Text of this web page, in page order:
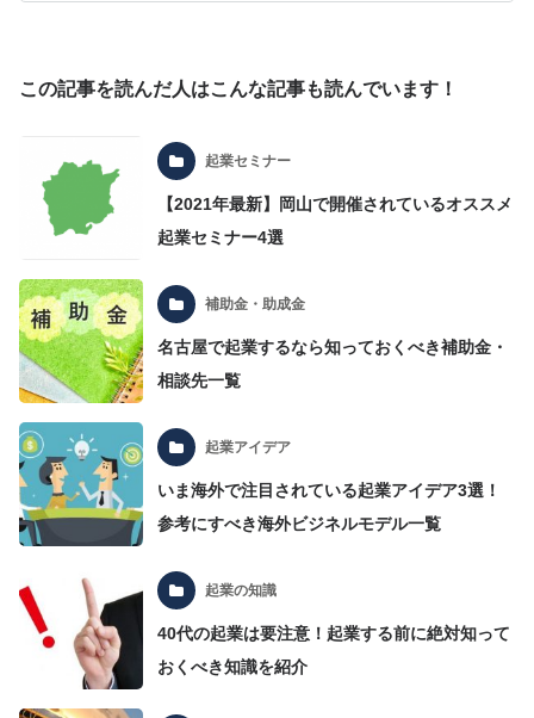
この記事を読んだ人はこんな記事も読んでいます！
起業セミナー
【2021年最新】岡山で開催されているオススメ
起業セミナー4選
補助金・助成金
名古屋で起業するなら知っておくべき補助金・
相談先一覧
起業アイデア
いま海外で注目されている起業アイデア3選！
参考にすべき海外ビジネルモデル一覧
起業の知識
40代の起業は要注意！起業する前に絶対知って
おくべき知識を紹介